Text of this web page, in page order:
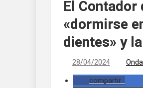
El
«dormirse
dientes» y
28/04/2024
compartir